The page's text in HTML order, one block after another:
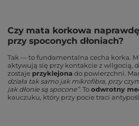
Czy mata korkowa
przy spoconych dłoniach?
Tak — to fundamentalna cecha korka.
aktywują się przy kontakcie z wilgocią,
zostaje przyklejona do powierzchni.
działa tak samo jak mikrofibra, przy
jak dłonie są spocone”. Toodwrotny
kauczuku, który przy pocie traci